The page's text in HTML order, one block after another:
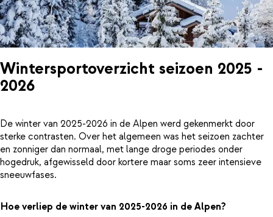
Wintersportoverzicht seizoen 2025 -
2026
De winter van 2025-2026 in de Alpen werd gekenmerkt door
sterke contrasten. Over het algemeen was het seizoen zachter
en zonniger dan normaal, met lange droge periodes onder
hogedruk, afgewisseld door kortere maar soms zeer intensieve
sneeuwfases.
Hoe verliep de winter van 2025-2026 in de Alpen?